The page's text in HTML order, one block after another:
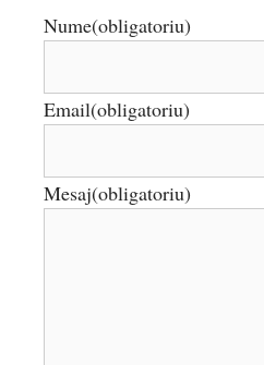
Nume(obligatoriu)
Email(obligatoriu)
Mesaj(obligatoriu)